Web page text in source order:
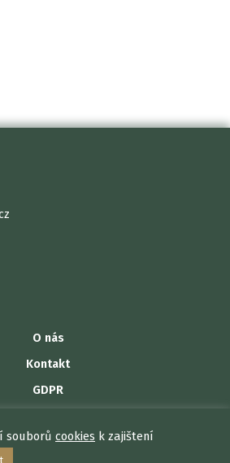
O nás
Kontakt
GDPR
© 2026 Abatyka
souborů cookies k zajištení